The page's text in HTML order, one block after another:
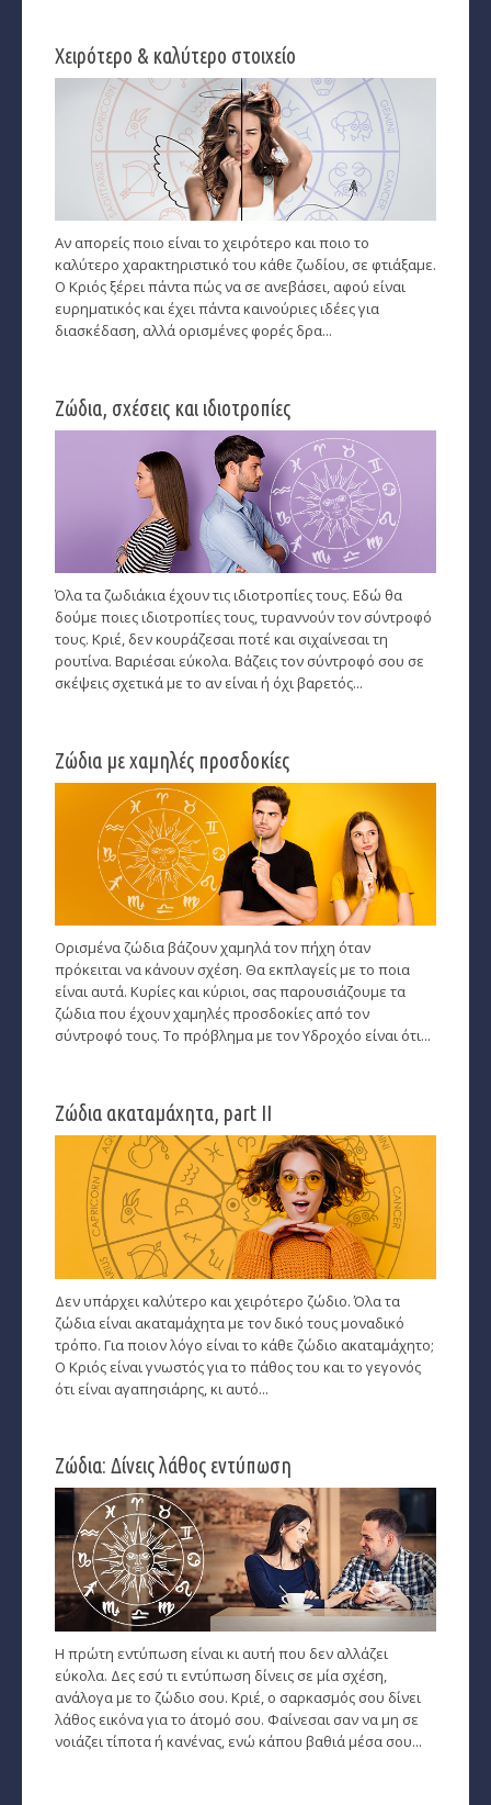
Gossip και αλλά...
Εναλλακτικές Θεραπείες
Μαθήματα Αστρολογίας
Πλανητική Ενημέρωση (αρχείο)
Χειρότερο & καλύτερο στοιχείο
Αν απορείς ποιο είναι το χειρότερο και ποιο το
καλύτερο χαρακτηριστικό του κάθε ζωδίου, σε φτιάξαμε.
Ο Κριός ξέρει πάντα πώς να σε ανεβάσει, αφού είναι
ευρηματικός και έχει πάντα καινούριες ιδέες για
διασκέδαση, αλλά ορισμένες φορές δρα...
Ζώδια, σχέσεις και ιδιοτροπίες
Όλα τα ζωδιάκια έχουν τις ιδιοτροπίες τους. Εδώ θα
δούμε ποιες ιδιοτροπίες τους, τυραννούν τον σύντροφό
τους. Κριέ, δεν κουράζεσαι ποτέ και σιχαίνεσαι τη
ρουτίνα. Βαριέσαι εύκολα. Βάζεις τον σύντροφό σου σε
σκέψεις σχετικά με το αν είναι ή όχι βαρετός...
Ζώδια με χαμηλές προσδοκίες
Ορισμένα ζώδια βάζουν χαμηλά τον πήχη όταν
πρόκειται να κάνουν σχέση. Θα εκπλαγείς με το ποια
είναι αυτά. Κυρίες και κύριοι, σας παρουσιάζουμε τα
ζώδια που έχουν χαμηλές προσδοκίες από τον
σύντροφό τους. Το πρόβλημα με τον Υδροχόο είναι ότι...
Ζώδια ακαταμάχητα, part II
Δεν υπάρχει καλύτερο και χειρότερο ζώδιο. Όλα τα
ζώδια είναι ακαταμάχητα με τον δικό τους μοναδικό
τρόπο. Για ποιον λόγο είναι το κάθε ζώδιο ακαταμάχητο;
Ο Κριός είναι γνωστός για το πάθος του και το γεγονός
ότι είναι αγαπησιάρης, κι αυτό...
Ζώδια: Δίνεις λάθος εντύπωση
Η πρώτη εντύπωση είναι κι αυτή που δεν αλλάζει
εύκολα. Δες εσύ τι εντύπωση δίνεις σε μία σχέση,
ανάλογα με το ζώδιο σου. Κριέ, ο σαρκασμός σου δίνει
λάθος εικόνα για το άτομό σου. Φαίνεσαι σαν να μη σε
νοιάζει τίποτα ή κανένας, ενώ κάπου βαθιά μέσα σου...